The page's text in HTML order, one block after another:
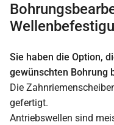
Sie haben die Option,
gewünschten Bohrung
Die
gefertigt.
Antriebswellen sind